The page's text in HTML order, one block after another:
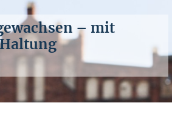
– mit
tatsächlich mal die
sind wir sofort zur